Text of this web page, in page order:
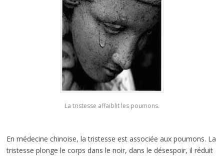
La tristesse affaiblit les poumons.
En médecine chinoise, la tristesse est associée aux poumons. La
tristesse plonge le corps dans le noir, dans le désespoir, il réduit